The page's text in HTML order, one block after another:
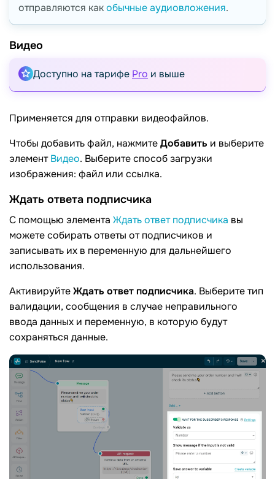
отправляются какобычные аудиовложения.
Видео
Доступно на тарифе Pro и выше
Применяется для отправки видеофайлов.
Чтобы добавить файл, нажмитеДобавить и выберите
элементВидео. Выберите способ загрузки
изображения: файл или ссылка.
Ждать ответа подписчика
С помощью элемента Ждать ответ подписчика вы
можете собирать ответы от подписчиков и
записывать их в переменную для дальнейшего
использования.
АктивируйтеЖдать ответ подписчика. Выберите тип
валидации, сообщения в случае неправильного
ввода данных и переменную, в которую будут
сохраняться данные.